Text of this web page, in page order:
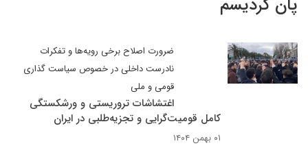
پان کردیسم
ضرورت اصلاح برخی رویه‌ها و تفکرات
نادرست داخلی در خصوص سیاست گذاری
قومی و ملی
اغتشاشات تروریستی و ورشکستگی
کامل قومیت‌گرایی و تجزیه‌طلبی در ایران
۰۱ بهمن ۱۴۰۴